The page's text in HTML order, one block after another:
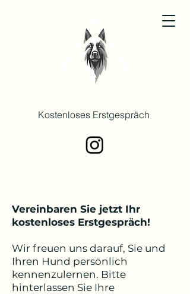
Kostenloses Erstgespräch
Vereinbaren Sie jetzt Ihr
kostenloses Erstgespräch!
Wir freuen uns darauf, Sie und
Ihren Hund persönlich
kennenzulernen. Bitte
hinterlassen Sie Ihre